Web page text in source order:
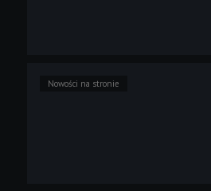
Nowości na stronie